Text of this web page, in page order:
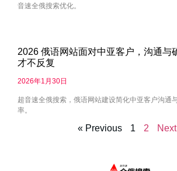
音速全俄搜索优化。
2026 俄语网站面对中亚客户，沟通与
才不反复
2026年1月30日
超音速全俄搜索，俄语网站建设简化中亚客户沟通
率。
« Previous 1 2